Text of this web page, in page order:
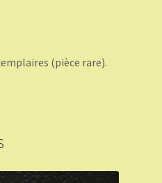
(pièce rare).